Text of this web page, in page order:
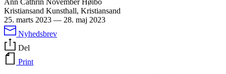
Ann Cathrin November Høibo
Kristiansand Kunsthall, Kristiansand
25. marts 2023 — 28. maj 2023
Nyhedsbrev
Del
Print